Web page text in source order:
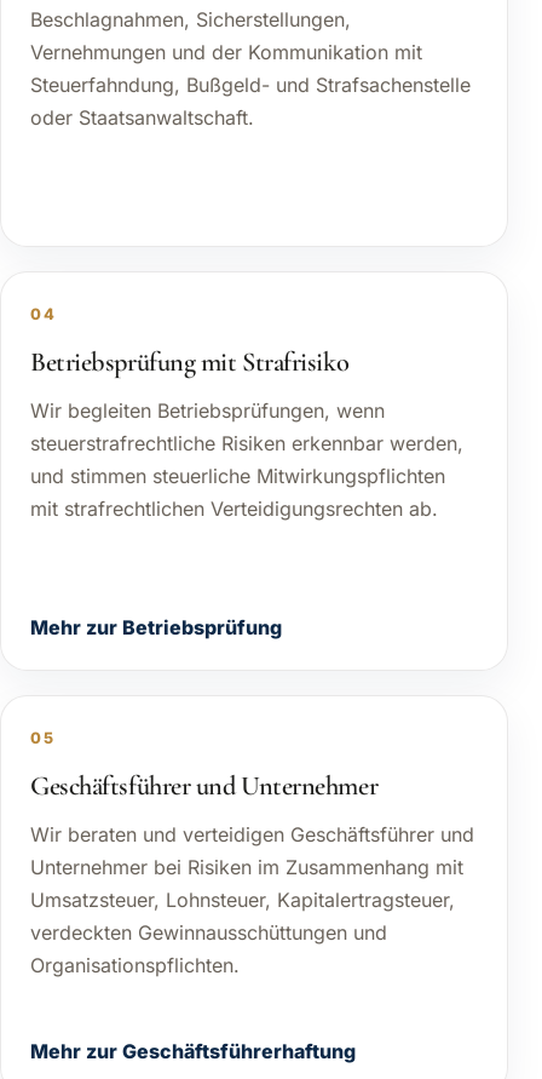
Beschlagnahmen, Sicherstellungen,
Vernehmungen und der Kommunikation mit
Steuerfahndung, Bußgeld- und Strafsachenstelle
oder Staatsanwaltschaft.
04
Betriebsprüfung mit Strafrisiko
Wir begleiten Betriebsprüfungen, wenn
steuerstrafrechtliche Risiken erkennbar werden,
und stimmen steuerliche Mitwirkungspflichten
mit strafrechtlichen Verteidigungsrechten ab.
Mehr zur Betriebsprüfung
05
Geschäftsführer und Unternehmer
Wir beraten und verteidigen Geschäftsführer und
Unternehmer bei Risiken im Zusammenhang mit
Umsatzsteuer, Lohnsteuer, Kapitalertragsteuer,
verdeckten Gewinnausschüttungen und
Organisationspflichten.
Mehr zur Geschäftsführerhaftung